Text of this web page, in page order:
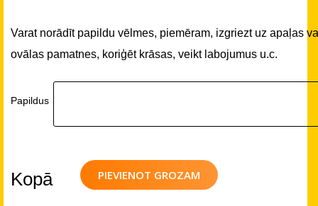
Varat norādīt papildu vēlmes, piemēram, izgriezt uz apaļas
ovālas pamatnes, koriģēt krāsas, veikt labojumus u.c.
Papildus
PIEVIENOT GROZAM
Kopā